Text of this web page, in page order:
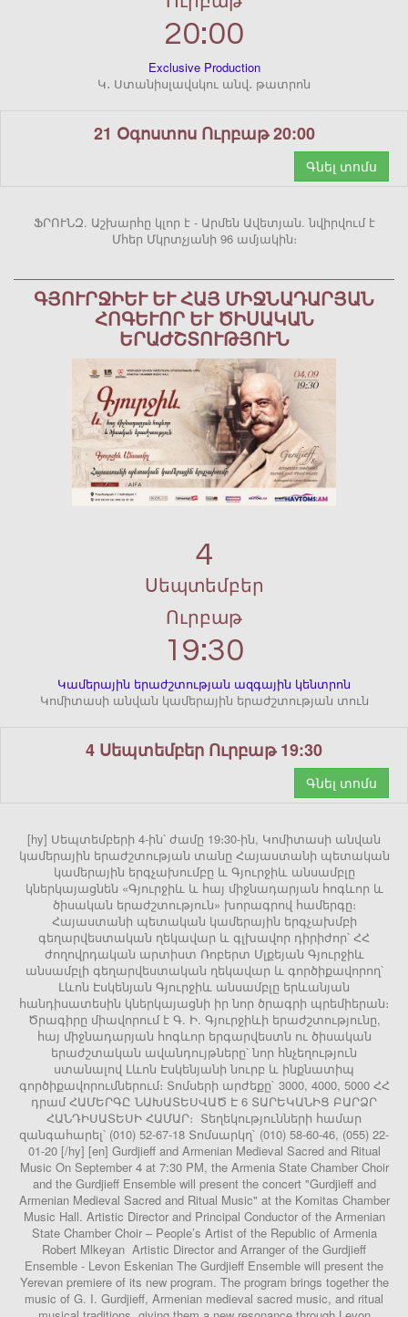
20:00
Exclusive Production
Կ․ Ստանիսլավսկու անվ․ թատրոն
21 Օգոստոս Ուրբաթ 20:00
Գնել տոմս
ՖՐՈՒՆԶ. Աշխարհը կլոր է - Արմեն Ավետյան. նվիրվում է
Մհեր Մկրտչյանի 96 ամյակին։
ԳՅՈՒՐՋԻԵՒ ԵՒ ՀԱՅ ՄԻՋՆԱԴԱՐՅԱՆ ՀՈ
ԳԵՒՈՐ ԵՒ ԾԻՍԱԿԱՆ ԵՐԱԺ
ՇՏՈՒԹՅՈՒՆ
4
Սեպտեմբեր
Ուրբաթ
19:30
Կամերային երաժշտության ազգային կենտրոն
Կոմիտասի անվան կամերային երաժշտության տուն
4 Սեպտեմբեր Ուրբաթ 19:30
Գնել տոմս
[hy] Սեպտեմբերի 4-ին՝ ժամը 19։30-ին, Կոմիտասի անվան
կամերային երաժշտության տանը Հայաստանի պետական
կամերային երգչախումբը և Գյուրջիև անսամբլը
կներկայացնեն «Գյուրջիև և հայ միջնադարյան հոգևոր և
ծիսական երաժշտություն» խորագրով համերգը։
Հայաստանի պետական կամերային երգչախմբի
գեղարվեստական ղեկավար և գլխավոր դիրիժոր՝ ՀՀ
ժողովրդական արտիստ Ռոբերտ Մլքեյան Գյուրջիև
անսամբլի գեղարվեստական ղեկավար և գործիքավորող՝
Լևոն Էսկենյան Գյուրջիև անսամբլը երևանյան
հանդիսատեսին կներկայացնի իր նոր ծրագրի պրեմիերան։
Ծրագիրը միավորում է Գ. Ի. Գյուրջիևի երաժշտությունը,
հայ միջնադարյան հոգևոր երգարվեստն ու ծիսական
երաժշտական ավանդույթները՝ նոր հնչեղություն
ստանալով Լևոն Էսկենյանի նուրբ և ինքնատիպ
գործիքավորումներում։ Տոմսերի արժեքը` 3000, 4000, 5000 ՀՀ
դրամ ՀԱՄԵՐԳԸ ՆԱԽԱՏԵՍՎԱԾ Է 6 ՏԱՐԵԿԱՆԻՑ ԲԱՐՁՐ
ՀԱՆԴԻՍԱՏԵՍԻ ՀԱՄԱՐ։ Տեղեկությունների համար
զանգահարել՝ (010) 52-67-18 Տոմսարկղ` (010) 58-60-46, (055) 22-
01-20 [/hy] [en] Gurdjieff and Armenian Medieval Sacred and Ritual
Music On September 4 at 7:30 PM, the Armenia State Chamber Choir
and the Gurdjieff Ensemble will present the concert "Gurdjieff and
Armenian Medieval Sacred and Ritual Music" at the Komitas Chamber
Music Hall. Artistic Director and Principal Conductor of the Armenian
State Chamber Choir – People’s Artist of the Republic of Armenia
Robert Mlkeyan Artistic Director and Arranger of the Gurdjieff
Ensemble - Levon Eskenian The Gurdjieff Ensemble will present the
Yerevan premiere of its new program. The program brings together the
music of G. I. Gurdjieff, Armenian medieval sacred music, and ritual